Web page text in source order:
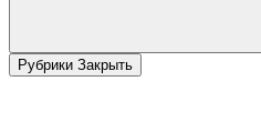
Рубрики Закрыть